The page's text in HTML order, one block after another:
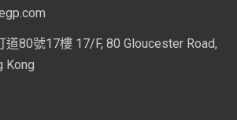
道80號17樓 17/F, 80 Gloucester Road,
Kong